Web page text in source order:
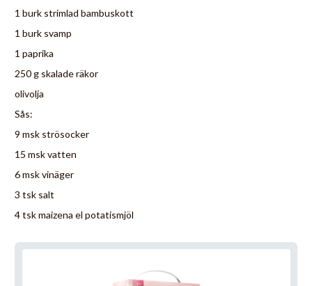
1 burk strimlad bambuskott
1 burk svamp
1 paprika
250 g skalade räkor
olivolja
Sås:
9 msk strösocker
15 msk vatten
6 msk vinäger
3 tsk salt
4 tsk maizena el potatismjöl